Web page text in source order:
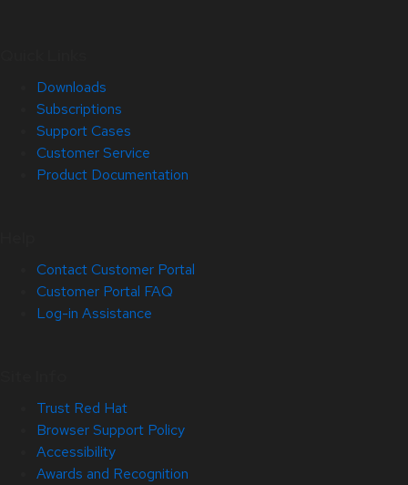
Downloads
Subscriptions
Support Cases
Customer Service
Product Documentation
Contact Customer Portal
Customer Portal FAQ
Log-in Assistance
Trust Red Hat
Browser Support Policy
Accessibility
Awards and Recognition